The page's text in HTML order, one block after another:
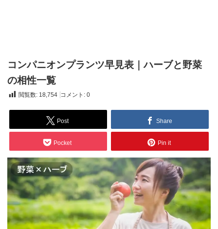
コンパニオンプランツ早見表｜ハーブと野菜
の相性一覧
閲覧数: 18,754 コメント: 0
Post Share
Pocket Pin it